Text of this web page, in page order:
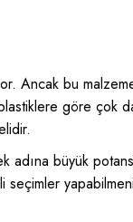
Ancak bu
göre çok
büyük